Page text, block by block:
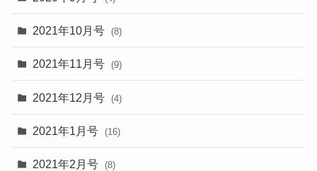
2021年10月号 (8)
2021年11月号 (9)
2021年12月号 (4)
2021年1月号 (16)
2021年2月号 (8)